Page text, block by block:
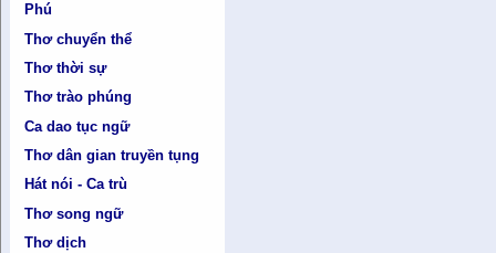
Phú
Thơ chuyển thể
Thơ thời sự
Thơ trào phúng
Ca dao tục ngữ
Thơ dân gian truyền tụng
Hát nói - Ca trù
Thơ song ngữ
Thơ dịch